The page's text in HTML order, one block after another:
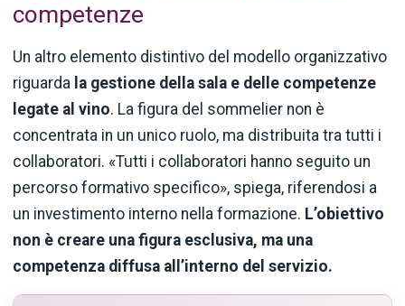
competenze
Un altro elemento distintivo del modello organizzativo
riguarda la gestione della sala e delle competenze
legate al vino. La figura del sommelier non è
concentrata in un unico ruolo, ma distribuita tra tutti i
collaboratori. «Tutti i collaboratori hanno seguito un
percorso formativo specifico», spiega, riferendosi a
un investimento interno nella formazione. L’obiettivo
non è creare una figura esclusiva, ma una
competenza diffusa all’interno del servizio.